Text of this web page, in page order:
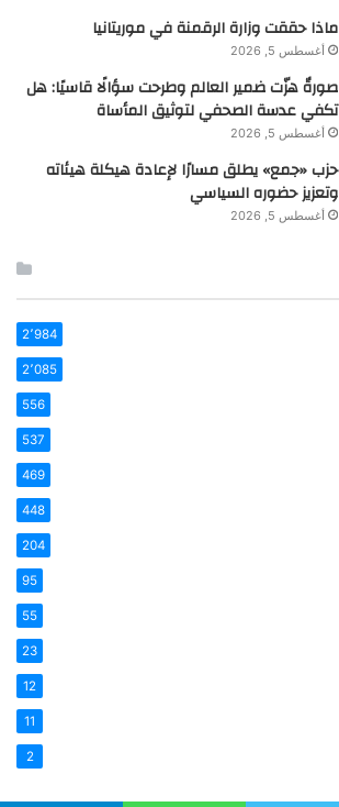
ماذا حققت وزارة الرقمنة في موريتانيا
أغسطس 5, 2026
صورةٌ هزّت ضمير العالم وطرحت سؤالًا قاسيًا: هل
تكفي عدسة الصحفي لتوثيق المأساة
أغسطس 5, 2026
حزب «جمع» يطلق مسارًا لإعادة هيكلة هيئاته
وتعزيز حضوره السياسي
أغسطس 5, 2026
2٬984
2٬085
556
537
469
448
204
95
55
23
12
11
2